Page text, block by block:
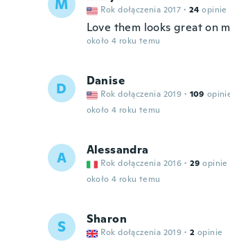
M Rok dołączenia 2017 · 24 opinie
Love them looks great on
około 4 roku temu
D Danise
Rok dołączenia 2019 · 109
około 4 roku temu
A Alessandra
Rok dołączenia 2016 · 29 opinie
około 4 roku temu
S Sharon
Rok dołączenia 2019 · 2 opinie